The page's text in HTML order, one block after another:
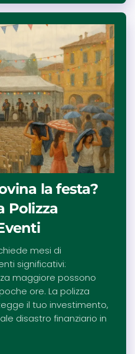
la festa?
Polizza
mesi di
significativi:
maggiore possono
ore. La polizza
il tuo investimento,
disastro finanziario in